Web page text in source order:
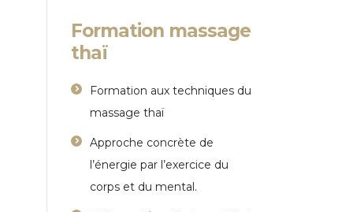
Formation massage
thaï
Formation aux techniques du
massage thaï
Approche concrète de
l’énergie par l’exercice du
corps et du mental.